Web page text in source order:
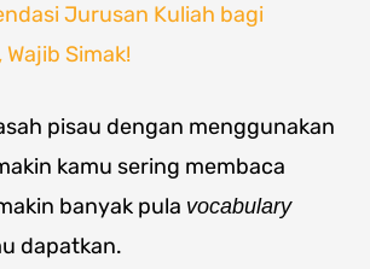
Jurusan Kuliah bagi
Wajib Simak!
pisau dengan menggunakan
kamu sering membaca
banyak pula vocabulary
dapatkan.